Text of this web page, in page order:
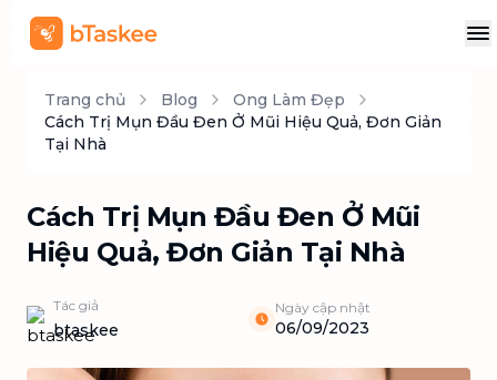
Trang chủ Blog
Ong Làm Đẹp
Cách Trị Mụn Đầu Đen Ở Mũi Hiệu Quả, Đơn Giản
Tại Nhà
Cách Trị Mụn Đầu Đen Ở Mũi
Hiệu Quả, Đơn Giản Tại Nhà
Tác giả
btaskee
Ngày cập nhật
06/09/2023